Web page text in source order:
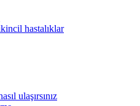
hastalıklar
ulaşırsınız